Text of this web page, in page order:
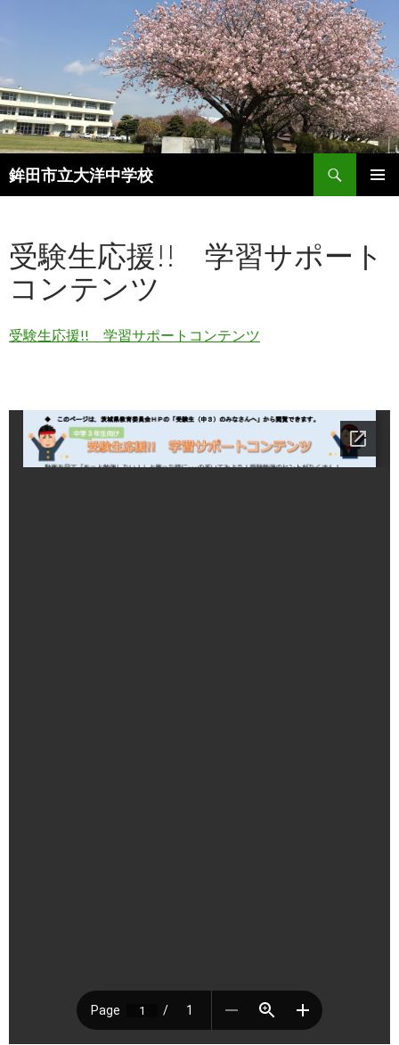
鉾田市立大洋中学校
検
索
ン
ツ
へ
ス
ッ
受験生応援!! 学習サポート
コンテンツ
受験生応援!! 学習サポートコンテンツ